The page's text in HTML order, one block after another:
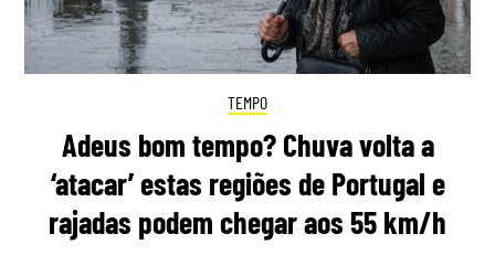
TEMPO
Adeus bom tempo? Chuva volta a
‘atacar’ estas regiões de Portugal e
rajadas podem chegar aos 55 km/h